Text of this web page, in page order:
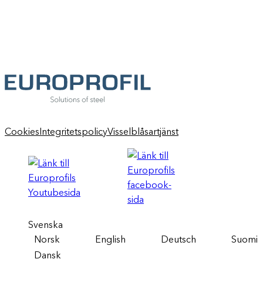
CookiesIntegritetspolicyVisselblåsartjänst
Svenska
Norsk
English Deutsch
Suomi
Dansk